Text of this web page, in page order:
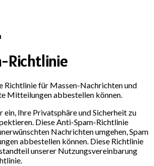
Richtlinie
Richtlinie für Massen-Nachrichten und
Mitteilungen abbestellen können.
ein, Ihre Privatsphäre und Sicherheit zu
Diese Anti-Spam-Richtlinie
Nachrichten umgehen, Spam
abbestellen können. Diese Richtlinie
unserer Nutzungsvereinbarung